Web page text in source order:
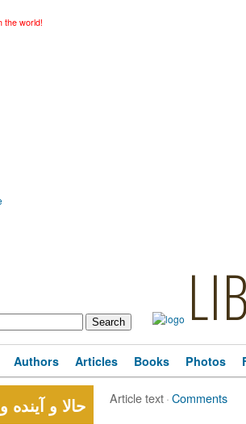
the world!
Authors Articles Books Photos
حالا و Article text·Comments